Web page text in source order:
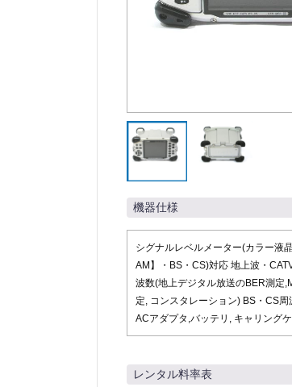
機器仕様
シグナルレベルメーター(カラー液
AM】・BS・CS)対応 地上波・
波数(地上デジタル放送のBER測定
定, コンスタレーション) BS・CS
ACアダプタ,バッテリ, キャリング
レンタル料率表